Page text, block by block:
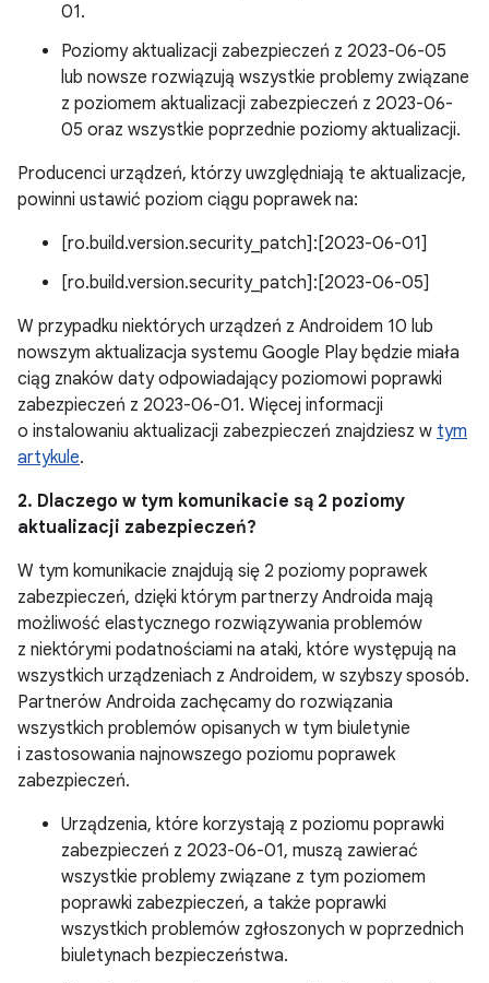
01.
Poziomy aktualizacji zabezpieczeń z 2023-06-05
lub nowsze rozwiązują wszystkie problemy związane
z poziomem aktualizacji zabezpieczeń z 2023-06-
05 oraz wszystkie poprzednie poziomy aktualizacji.
Producenci urządzeń, którzy uwzględniają te aktualizacje,
powinni ustawić poziom ciągu poprawek na:
[ro.build.version.security_patch]:[2023-06-01]
[ro.build.version.security_patch]:[2023-06-05]
W przypadku niektórych urządzeń z Androidem 10 lub
nowszym aktualizacja systemu Google Play będzie miała
ciąg znaków daty odpowiadający poziomowi poprawki
zabezpieczeń z 2023-06-01. Więcej informacji
o instalowaniu aktualizacji zabezpieczeń znajdziesz w tym
artykule.
2. Dlaczego w tym komunikacie są 2 poziomy
aktualizacji zabezpieczeń?
W tym komunikacie znajdują się 2 poziomy poprawek
zabezpieczeń, dzięki którym partnerzy Androida mają
możliwość elastycznego rozwiązywania problemów
z niektórymi podatnościami na ataki, które występują na
wszystkich urządzeniach z Androidem, w szybszy sposób.
Partnerów Androida zachęcamy do rozwiązania
wszystkich problemów opisanych w tym biuletynie
i zastosowania najnowszego poziomu poprawek
zabezpieczeń.
Urządzenia, które korzystają z poziomu poprawki
zabezpieczeń z 2023-06-01, muszą zawierać
wszystkie problemy związane z tym poziomem
poprawki zabezpieczeń, a także poprawki
wszystkich problemów zgłoszonych w poprzednich
biuletynach bezpieczeństwa.